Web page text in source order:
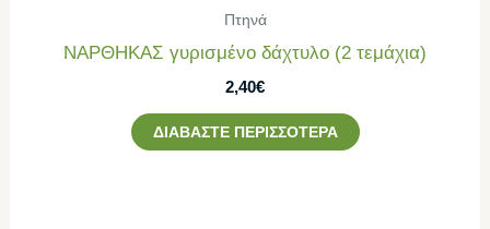
Πτηνά
ΝΑΡΘΗΚΑΣ γυρισμένο δάχτυλο (2 τεμάχια)
2,40€
ΔΙΑΒΆΣΤΕ ΠΕΡΙΣΣΌΤΕΡΑ